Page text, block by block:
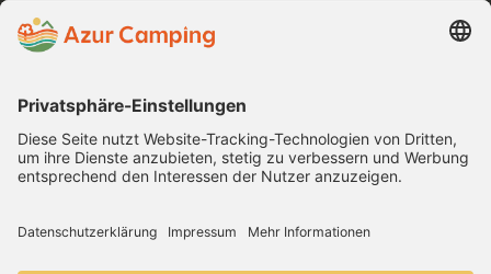
Folge uns
Datenschutz Impressum AGB
Cookies
Platzordnung
Barrierefreiheit
Copyright ©2026.All rights reserved.